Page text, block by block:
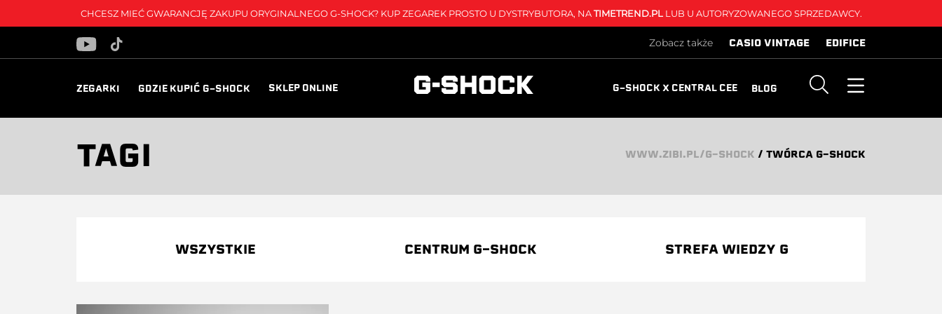
CHCESZ MIEĆ GWARANCJĘ ZAKUPU ORYGINALNEGO G-SHOCK? KUP ZEGAREK PROSTO U DYSTRYBUTORA, NATIMETREND.PLLUB U AUTORYZOWANEGO SPRZEDAWCY.
Zobacz także CASIO VINTAGE EDIFICE
ZEGARKI GDZIE KUPIĆ G-SHOCK SKLEP ONLINE G-SHOCK X CENTRAL CEE BLOG
TAGI WWW.ZIBI.PL/G-SHOCK / TWÓRCA G-SHOCK
WSZYSTKIE CENTRUM G-SHOCK STREFA WIEDZY G